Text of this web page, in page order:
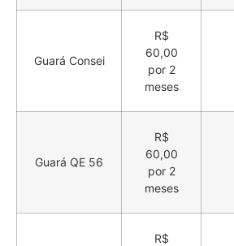
Guará Consei
R$
60,00
por 2
meses
Guará QE 56
R$
60,00
por 2
meses
R$